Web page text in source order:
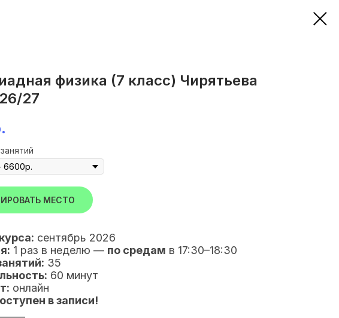
физика (7 класс) Чирятьева
27
МЕСТО
сентябрь 2026
1 раз в неделю — по средам в 17:30–18:30
35
60 минут
онлайн
в записи!